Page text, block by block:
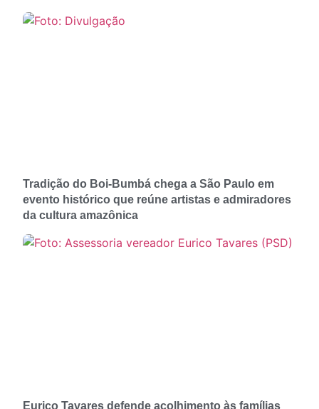
Tradição do Boi-Bumbá chega a São Paulo em
evento histórico que reúne artistas e admiradores
da cultura amazônica
Eurico Tavares defende acolhimento às famílias